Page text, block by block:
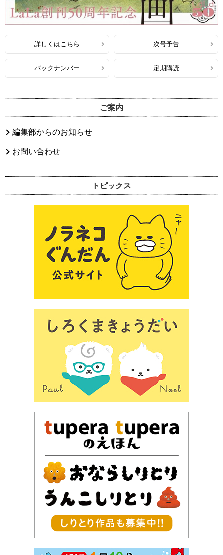
詳しくはこちら 次号予告
バックナンバー 定期購読
ご案内
編集部からのお知らせ
お問い合わせ
トピックス